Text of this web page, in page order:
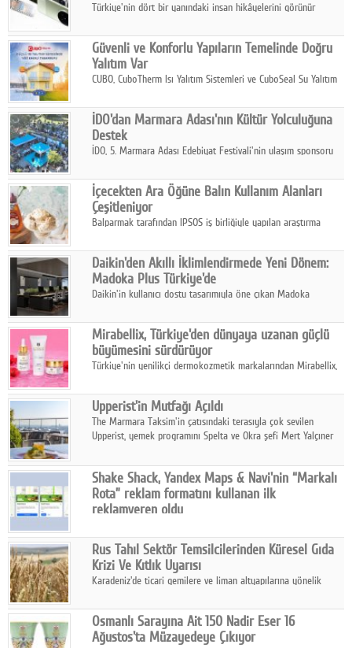
Türkiye'nin dört bir yanındaki insan hikâyelerini görünür
insanını, kültürünü ve yaşamını portre fotoğraflarıyla
anlatmaya davet ediyor.
Güvenli ve Konforlu Yapıların Temelinde Doğru
Yalıtım Var
CUBO, CuboTherm Isı Yalıtım Sistemleri ve CuboSeal Su Yalıtım
ve sürdürülebilir çözümler sunuyor.
İDO'dan Marmara Adası'nın Kültür Yolculuğuna
Destek
İDO, 5. Marmara Adası Edebiyat Festivali'nin ulaşım sponsoru
ettiriyor.
İçecekten Ara Öğüne Balın Kullanım Alanları
Çeşitleniyor
Balparmak tarafından IPSOS iş birliğiyle yapılan araştırma
ıhlamur gibi içeceklerde tercih ettiğini ortaya koyuyor.
Daikin'den Akıllı İklimlendirmede Yeni Dönem:
Madoka Plus Türkiye'de
Daikin'in kullanıcı dostu tasarımıyla öne çıkan Madoka
kontrol ünitesi Madoka Plus Türkiye'de satışa sunuldu.
Mirabellix, Türkiye'den dünyaya uzanan güçlü
büyümesini sürdürüyor
Türkiye'nin yenilikçi dermokozmetik markalarından Mirabellix,
ürünleriyle hem yurt içinde hem de uluslararası pazarlarda
büyümesini sürdürüyor.
Upperist'in Mutfağı Açıldı
The Marmara Taksim'in çatısındaki terasıyla çok sevilen
Upperist, yemek programını Spelta ve Okra şefi Mert Yalçıner
Shake Shack, Yandex Maps & Navi'nin “Markalı
Rota” reklam formatını kullanan ilk
reklamveren oldu
artırmak amacıyla Cereyan Medya ve Yandex Ads iş birliğiyle
Yandex Maps & Navi'nin yeni "Markalı Rota" reklam formatını
kullanan ilk marka oldu.
Rus Tahıl Sektör Temsilcilerinden Küresel Gıda
Krizi Ve Kıtlık Uyarısı
Karadeniz'de ticari gemilere ve liman altyapılarına yönelik
geçirdi.
Osmanlı Sarayına Ait 150 Nadir Eser 16
Ağustos'ta Müzayedeye Çıkıyor